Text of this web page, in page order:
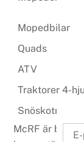
Mopedbilar
Quads
ATV
Traktorer 4-
Snöskotrar
McRF är